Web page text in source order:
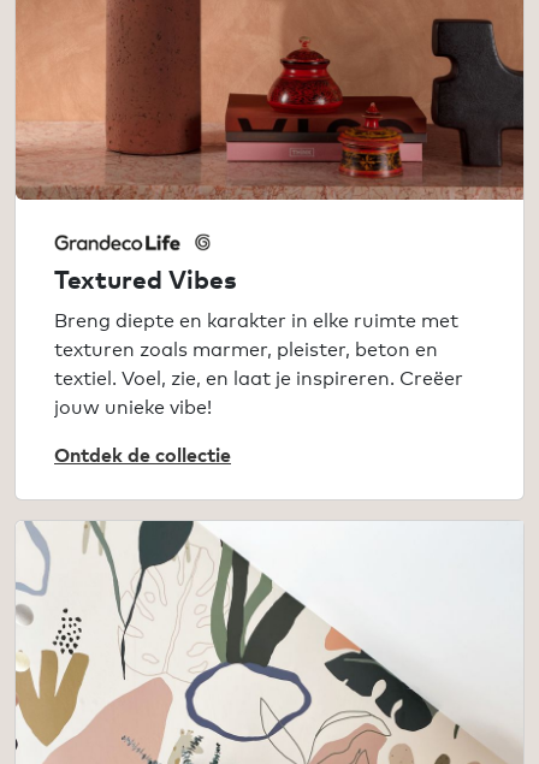
Textured Vibes
Breng diepte en karakter in elke ruimte met
texturen zoals marmer, pleister, beton en
textiel. Voel, zie, en laat je inspireren. Creëer
jouw unieke vibe!
Ontdek de collectie